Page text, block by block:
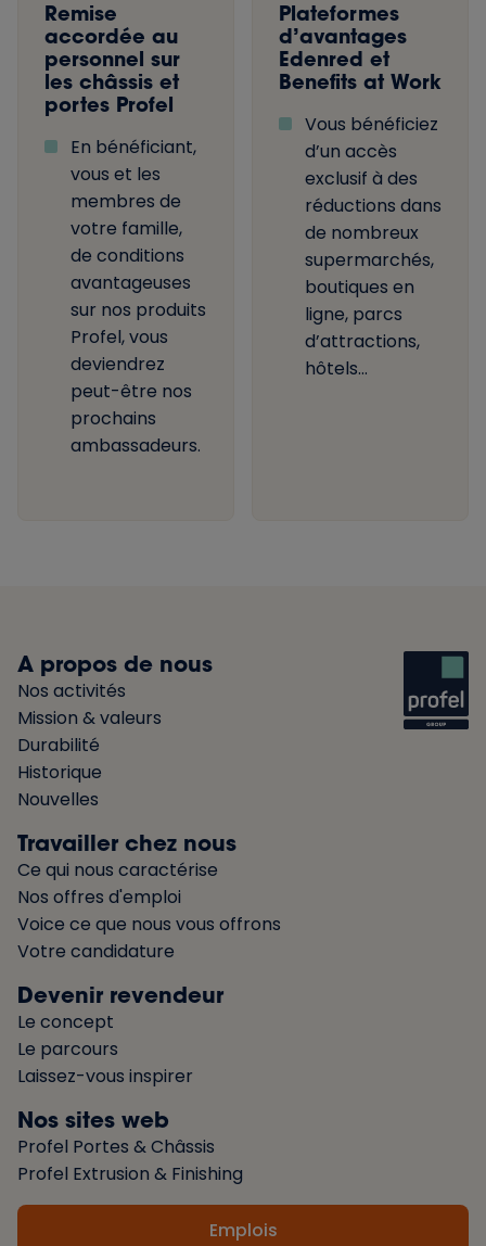
Remise
accordée au
personnel sur
les châssis et
portes Profel
En bénéficiant,
vous et les
membres de
votre famille,
de conditions
avantageuses
sur nos produits
Profel, vous
deviendrez
peut-être nos
prochains
ambassadeurs.
Plateformes
d’avantages
Edenred et
Benefits at Work
Vous bénéficiez
d’un accès
exclusif à des
réductions dans
de nombreux
supermarchés,
boutiques en
ligne, parcs
d’attractions,
hôtels...
A propos de nous
Nos activités
Mission & valeurs
Durabilité
Historique
Nouvelles
Travailler chez nous
Ce qui nous caractérise
Nos offres d'emploi
Voice ce que nous vous offrons
Votre candidature
Devenir revendeur
Le concept
Le parcours
Laissez-vous inspirer
Nos sites web
Profel Portes & Châssis
Profel Extrusion & Finishing
Emplois